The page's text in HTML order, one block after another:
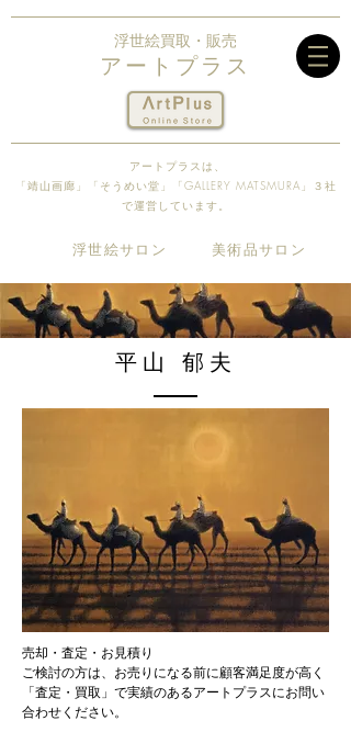
浮世絵買取・販売
アートプラス
アートプラスは、
「靖山画廊」「そうめい堂​」「GALLERY MATSMURA」３社
で運営しています。
​浮世絵サロン ​美術品サロン
平山 郁夫
売却・査定・お見積り
ご検討の方は、 お売りになる前に顧客満足度が高く
「査定・買取」で実績のあるアートプラスにお問い
合わせください。